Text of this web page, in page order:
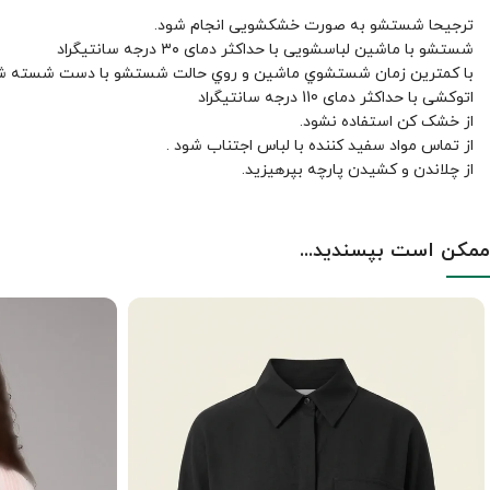
ترجیحا شستشو به صورت خشکشویی انجام شود.
شستشو با ماشین لباسشویی با حداکثر دمای ۳۰ درجه سانتیگراد
با کمترين زمان شستشوي ماشين و روي حالت شستشو با دست شسته
اتوکشی با حداکثر دمای 110 درجه سانتیگراد
از خشک کن استفاده نشود.
از تماس مواد سفید کننده با لباس اجتناب شود .
از چلاندن و کشيدن پارچه بپرهيزيد.
ممکن است بپسندید...